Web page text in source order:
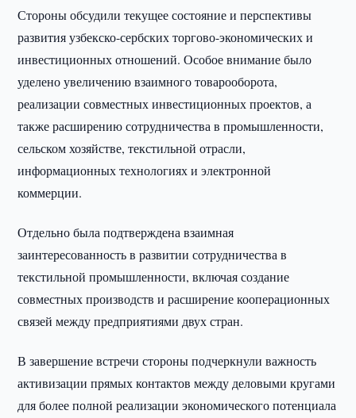
Стороны обсудили текущее состояние и перспективы
развития узбекско-сербских торгово-экономических и
инвестиционных отношений. Особое внимание было
уделено увеличению взаимного товарооборота,
реализации совместных инвестиционных проектов, а
также расширению сотрудничества в промышленности,
сельском хозяйстве, текстильной отрасли,
информационных технологиях и электронной
коммерции.
Отдельно была подтверждена взаимная
заинтересованность в развитии сотрудничества в
текстильной промышленности, включая создание
совместных производств и расширение кооперационных
связей между предприятиями двух стран.
В завершение встречи стороны подчеркнули важность
активизации прямых контактов между деловыми кругами
для более полной реализации экономического потенциала